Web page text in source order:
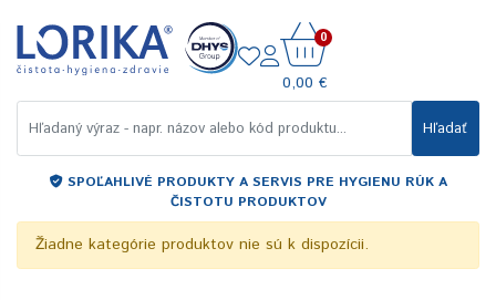
Hľadať
SPOĽAHLIVÉ PRODUKTY A SERVIS PRE HYGIENU RÚK A
ČISTOTU PRODUKTOV
0,00 €
0
Žiadne kategórie produktov nie sú k dispozícii.